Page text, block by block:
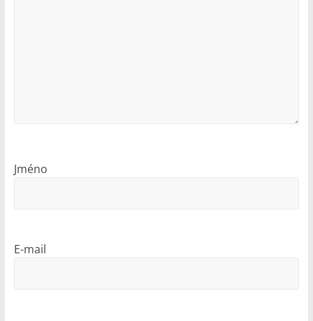
Jméno
E-mail